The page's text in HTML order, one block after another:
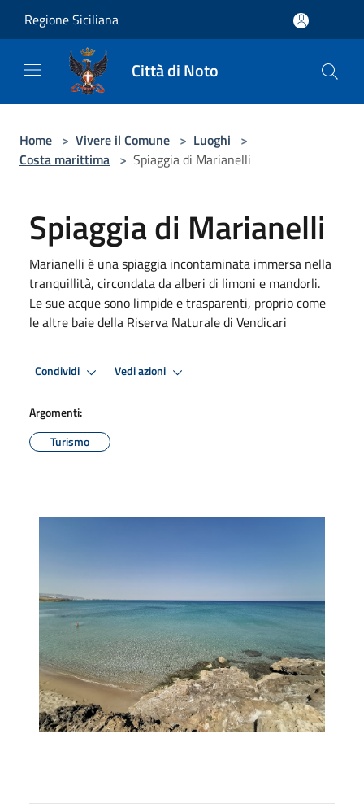
Regione Siciliana
Città di Noto
Home > Vivere il Comune > Luoghi >
Costa marittima > Spiaggia di Marianelli
Spiaggia di Marianelli
Marianelli è una spiaggia incontaminata immersa nella
tranquillità, circondata da alberi di limoni e mandorli.
Le sue acque sono limpide e trasparenti, proprio come
le altre baie della Riserva Naturale di Vendicari
Condividi Vedi azioni
Argomenti:
Turismo